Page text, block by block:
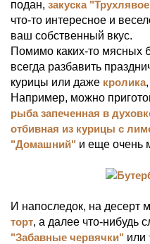
подан, закуска
что-то интересное и
ваш собственный вкус.
Помимо каких-то мясных
всегда разбавить
курицы или даже кролика
Например, можно
рыба запеченная в
отбивная из курицы с
"Домашний" и еще очень
И напоследок, на десерт
торт, а далее что-нибудь
"Забавные червячки" или